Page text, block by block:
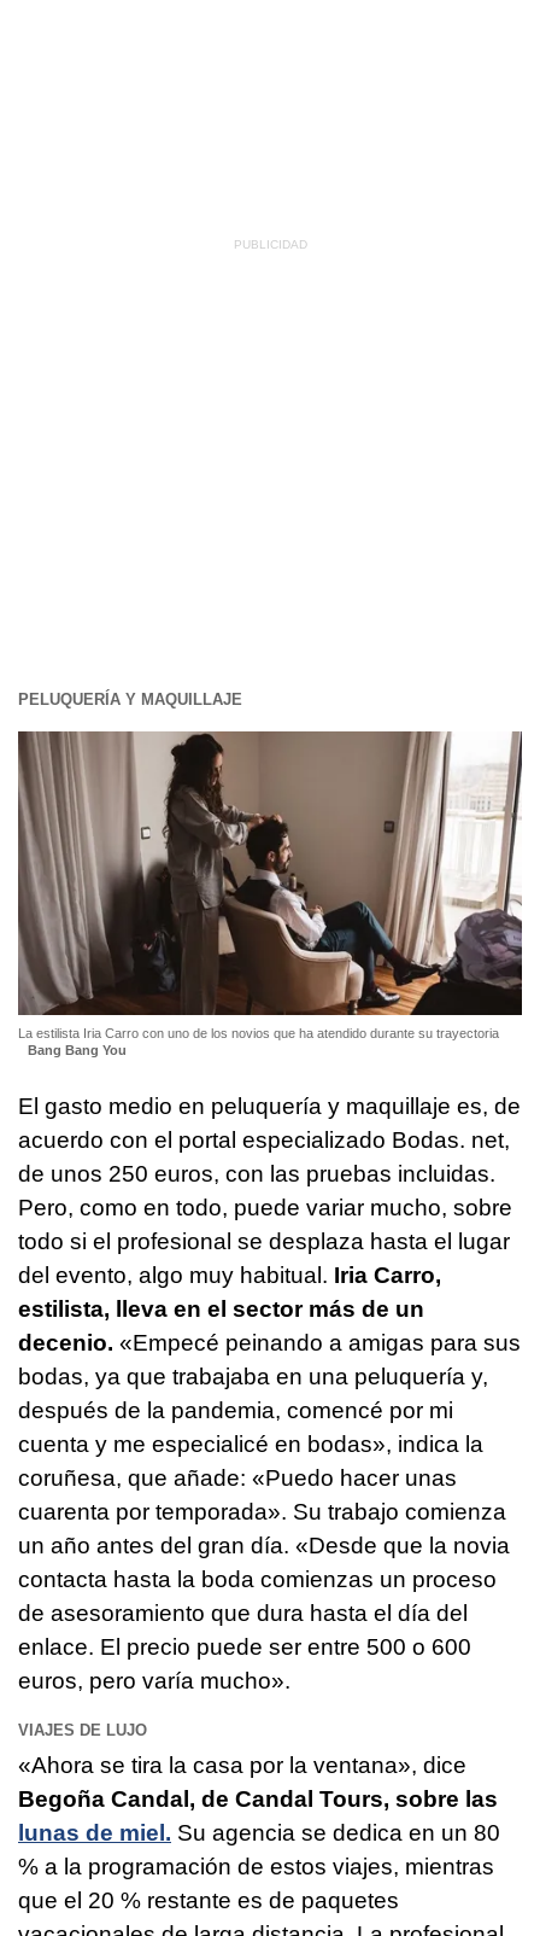
PELUQUERÍA Y MAQUILLAJE
La estilista Iria Carro con uno de los novios que ha atendido durante su trayectoria
Bang Bang You
El gasto medio en peluquería y maquillaje es, de
acuerdo con el portal especializado Bodas. net,
de unos 250 euros, con las pruebas incluidas.
Pero, como en todo, puede variar mucho, sobre
todo si el profesional se desplaza hasta el lugar
del evento, algo muy habitual. Iria Carro,
estilista, lleva en el sector más de un
decenio. «Empecé peinando a amigas para sus
bodas, ya que trabajaba en una peluquería y,
después de la pandemia, comencé por mi
cuenta y me especialicé en bodas», indica la
coruñesa, que añade: «Puedo hacer unas
cuarenta por temporada». Su trabajo comienza
un año antes del gran día. «Desde que la novia
contacta hasta la boda comienzas un proceso
de asesoramiento que dura hasta el día del
enlace. El precio puede ser entre 500 o 600
euros, pero varía mucho».
VIAJES DE LUJO
«Ahora se tira la casa por la ventana», dice
Begoña Candal, de Candal Tours, sobre las
lunas de miel. Su agencia se dedica en un 80
% a la programación de estos viajes, mientras
que el 20 % restante es de paquetes